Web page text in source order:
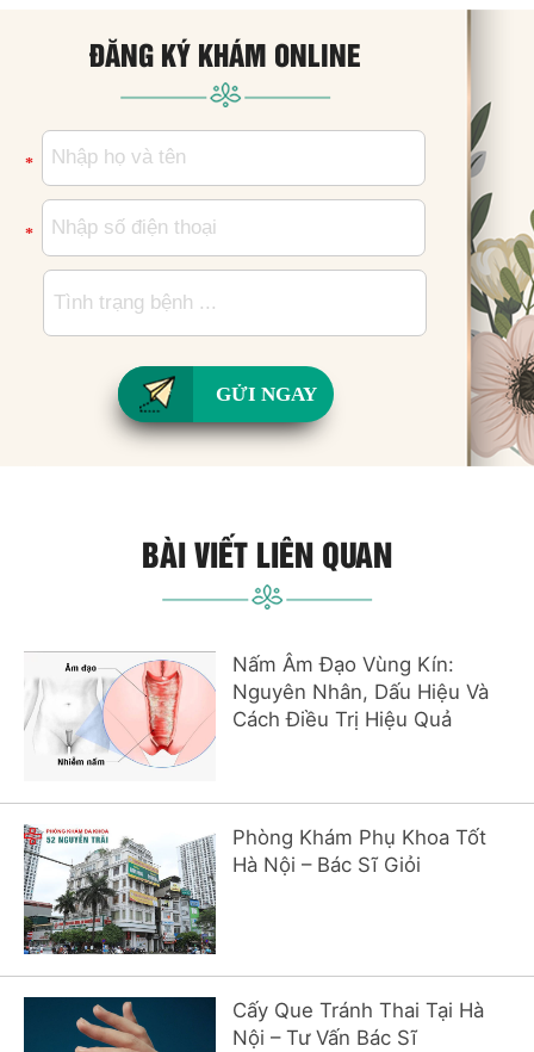
ĐĂNG KÝ KHÁM ONLINE
*
*
GỬI NGAY
BÀI VIẾT LIÊN QUAN
Nấm Âm Đạo Vùng Kín:
Nguyên Nhân, Dấu Hiệu Và
Cách Điều Trị Hiệu Quả
Phòng Khám Phụ Khoa Tốt
Hà Nội – Bác Sĩ Giỏi
Cấy Que Tránh Thai Tại Hà
Nội – Tư Vấn Bác Sĩ